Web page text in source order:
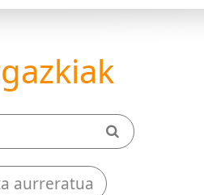
aurreratua